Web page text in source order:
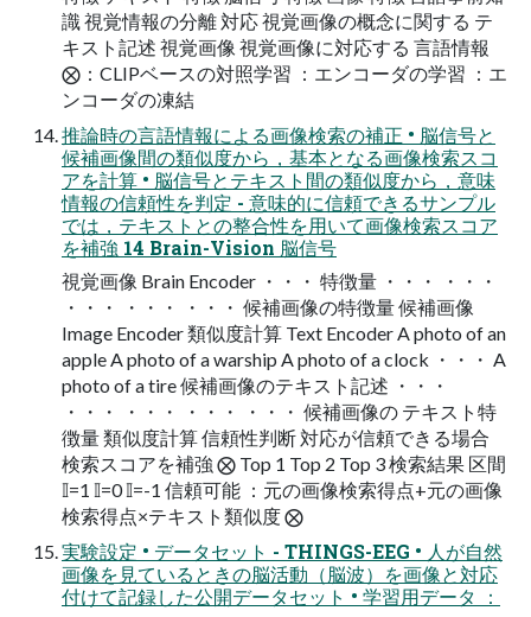
識 視覚情報の分離 対応 視覚画像の概念に関する テ
キスト記述 視覚画像 視覚画像に対応する 言語情報
⨂：CLIPベースの対照学習 ：エンコーダの学習 ：エ
ンコーダの凍結
推論時の言語情報による画像検索の補正 • 脳信号と
候補画像間の類似度から，基本となる画像検索スコ
アを計算 • 脳信号とテキスト間の類似度から，意味
情報の信頼性を判定 - 意味的に信頼できるサンプル
では，テキストとの整合性を用いて画像検索スコア
を補強 14 Brain-Vision 脳信号
視覚画像 Brain Encoder ・・・ 特徴量 ・・・ ・・・
・・・ ・・・ ・・・ 候補画像の特徴量 候補画像
Image Encoder 類似度計算 Text Encoder A photo of an
apple A photo of a warship A photo of a clock ・・・ A
photo of a tire 候補画像のテキスト記述 ・・・
・・・ ・・・ ・・・ ・・・ 候補画像の テキスト特
徴量 類似度計算 信頼性判断 対応が信頼できる場合
検索スコアを補強 ⨂ Top 1 Top 2 Top 3 検索結果 区間
𝕀=1 𝕀=0 𝕀=-1 信頼可能 ：元の画像検索得点+元の画像
検索得点×テキスト類似度 ⨂
実験設定 • データセット - THINGS-EEG • 人が自然
画像を見ているときの脳活動（脳波）を画像と対応
付けて記録した公開データセット • 学習用データ ：